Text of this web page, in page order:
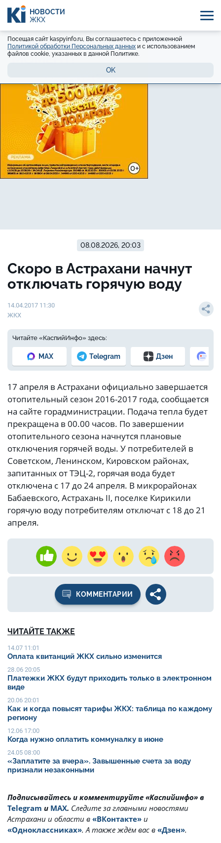
НОВОСТИ
ЖКХ
Посещая сайт kaspyinfo.ru, Вы соглашаетесь с приложенной
Политикой обработки Персональных данных и с использованием
файлов cookie, указанных в данной Политике.
OK
08.08.2026, 20:03
Скоро в Астрахани начнут
отключать горячую воду
14.04.2017 11:30
ЖКХ
Читайте «КаспийИнфо» здесь:
MAX Telegram Дзен
17 апреля в Астрахани официально завершается
отопительный сезон 2016-2017 года, сообщается
на сайте горадминистрации. Подача тепла будет
прекращена в 00.00 часов. По завершении
отопительного сезона начнутся плановые
отключения горячей воды. У потребителей в
Советском, Ленинском, Кировском районах,
запитанных от ТЭЦ-2, горячая вода будет
отключена с 17 до 24 апреля. В микрорайонах
Бабаевского, Астрахань II, поселке Кирикили
горячую воду потребителям отключат с 18 до 21
апреля.
КОММЕНТАРИИ
ЧИТАЙТЕ ТАКЖЕ
14.07 11:01
Оплата квитанций ЖКХ сильно изменится
28.06 20:05
Платежки ЖКХ будут приходить только в электронном
виде
20.06 20:01
Как и когда повысят тарифы ЖКХ: таблица по каждому
региону
12.06 17:00
Когда нужно оплатить коммуналку в июне
24.05 08:00
«Заплатите за вчера». Завышенные счета за воду
признали незаконными
Подписывайтесь и комментируйте «Каспийинфо» в
Telegram и MAX. Cледите за главными новостями
Астрахани и области в «ВКонтакте» и
«Одноклассниках». А также ждём вас в «Дзен».